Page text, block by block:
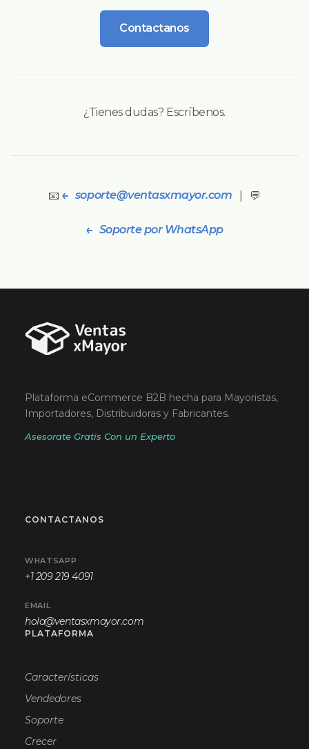
Contactanos
¿Tienes dudas? Escríbenos.
📧 soporte@ventasxmayor.com | 💬
Soporte por WhatsApp
Plataforma eCommerce B2B hecha para Mayoristas,
Importadores, Distribuidoras y Fabricantes.
Asesorate Gratis Con un Experto
CONTACTANOS
WHATSAPP
+1 209 219 4091
EMAIL
hola@ventasxmayor.com
PLATAFORMA
Características
Vendedores
Soporte
Crecer